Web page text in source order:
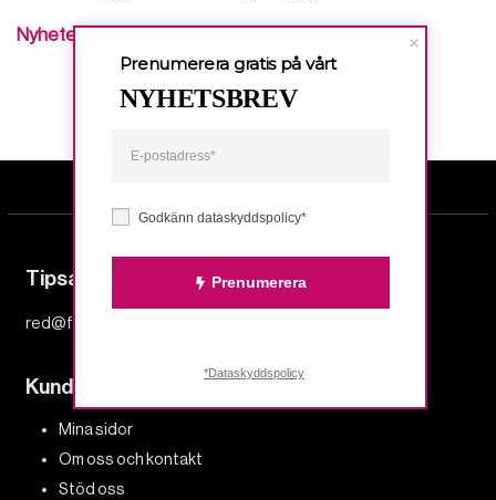
Nyheter
Tipsa redaktionen
red@fempers.se
Kundservice och support
Mina sidor
Om oss och kontakt
Stöd oss
Godkänn dataskyddspolicy*
Prenumerera
Prenumerera gratis på vårt
NYHETSBREV
*Dataskyddspolicy